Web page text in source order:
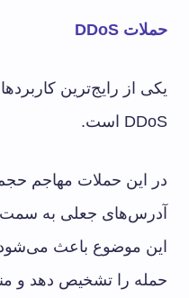
حملات DDoS
DDoS است.
در این حملات مهاجم
آدرس‌های جعلی به
این موضوع باعث می‌شود
حمله را تشخیص دهد و